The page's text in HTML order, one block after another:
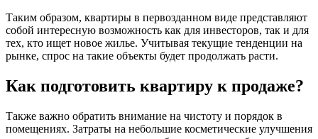
Таким образом, квартиры в первозданном виде представляют
собой интересную возможность как для инвесторов, так и для
тех, кто ищет новое жилье. Учитывая текущие тенденции на
рынке, спрос на такие объекты будет продолжать расти.
Как подготовить квартиру к продаже?
Также важно обратить внимание на чистоту и порядок в
помещениях. Затраты на небольшие косметические улучшения